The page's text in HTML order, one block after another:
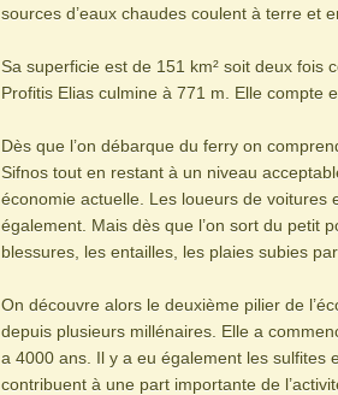
sources d’eaux chaudes coulent à terre et
Sa superficie est de 151 km² soit deux fois
Profitis Elias culmine à 771 m. Elle compte
Dès que l’on débarque du ferry on
Sifnos tout en restant à un niveau
économie actuelle. Les loueurs de
également. Mais dès que l’on sort du petit
blessures, les entailles, les plaies subies
On découvre alors le deuxième pilier de
depuis plusieurs millénaires. Elle a
a 4000 ans. Il y a eu également les sulfites
contribuent à une part importante de